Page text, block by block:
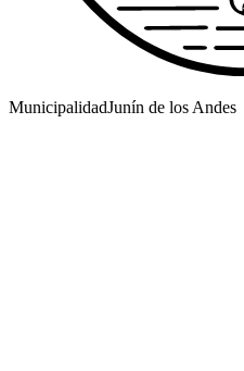
MunicipalidadJunín de los Andes